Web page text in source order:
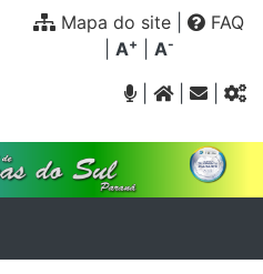
Mapa do site
FAQ
A+ A-
|